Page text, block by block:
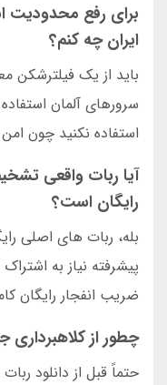
برای رفع محدودیت
ایران چه کنم؟
باید از یک فیلترشکن
استفاده نکنید چون
آیا ربات واقعی
رایگان است؟
بله، ربات های اصلی
پیشرفته نیاز به
ضریب انفجار رایگان
چطور از کلاهبرداری
حتماً قبل از دانلود